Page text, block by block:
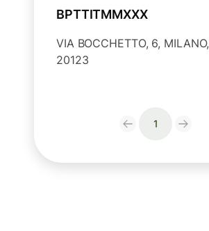
BPTTITMMXXX
VIA BOCCHETTO, 6, MILANO,
20123
1